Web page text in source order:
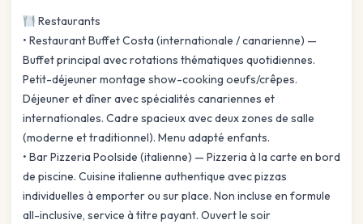
Restaurants
• Restaurant Buffet Costa (internationale / canarienne) —
Buffet principal avec rotations thématiques quotidiennes.
Petit-déjeuner montage show-cooking oeufs/crêpes.
Déjeuner et dîner avec spécialités canariennes et
internationales. Cadre spacieux avec deux zones de salle
(moderne et traditionnel). Menu adapté enfants.
• Bar Pizzeria Poolside (italienne) — Pizzeria à la carte en bord
de piscine. Cuisine italienne authentique avec pizzas
individuelles à emporter ou sur place. Non incluse en formule
all-inclusive, service à titre payant. Ouvert le soir